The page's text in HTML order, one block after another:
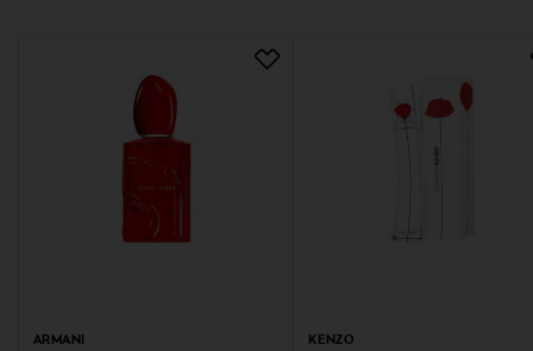
https://www.armani.com/en-fi/help/contact-
parfimērijas ūdens
ARMANI
KENZO